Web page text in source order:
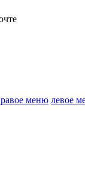
меню левое